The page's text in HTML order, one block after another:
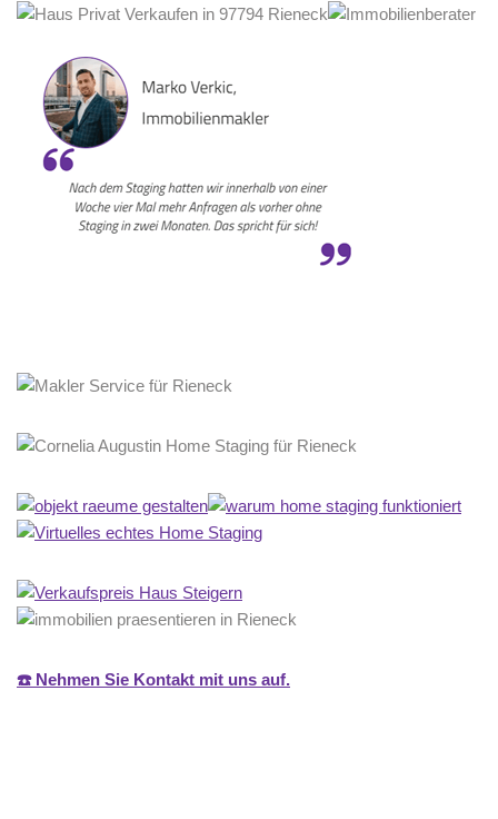
☎️ Nehmen Sie Kontakt mit uns auf.